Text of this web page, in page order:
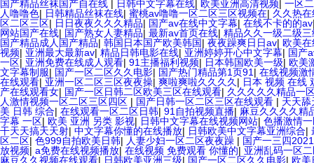
国产精品丝袜国产自在线 | 日韩中文字幕在线| 欧美亚洲高清视频| 一区
人噜噜色| 日韩精品丝袜在线| 蜜桃av噜噜一区二区三区视频在| 久久热
区二区三区| 日日夜夜久久久精品| 国产av在线中文字幕| 在线不卡的的av
网站国产在线| 国产熟女人妻精品| 最新av首页在线| 精品久久一级二级三
国产精品成人国产精品| 韩国日本国产欧美韩国| 夜夜躁爽日日av| 欧美
视频| 亚洲最大最新av| 精品日韩电影在线| 亚洲婷婷开心中文字幕| 国产
一区| 亚洲免费在线成人观看| 91主播福利视频| 日本韩国欧美一级| 欧美
文字幕制服| 国产一区二区久久电影| 国产热门精品第1页91 | 在线视频激
在线观看| 亚洲一区二区三区夜夜操| 爽啦爽啦久久久久 | 日本 视频 在线
产在线观看女| 国产一区日韩二区欧美三区在线观看| 久久久久久精品一
人激情视频一区二区三区四区 | 国产日韩一区二区三区在线观看 | 天天舔
美 日韩 综合| 在线观看一区二区日韩| 91自拍视频直播| 麻豆久久久久精
字幕 一区| 欧美 亚洲 另类 影视| 日韩中文字幕在线视频网站| 色播激情
干天天搞天天射| 中文字幕你懂的在线播放| 日韩欧美中文字幕亚洲综合|
区二区| 色999自拍欧美日韩| 人妻少妇一区二区夜夜躁 | 国产一三四
放视频| a免费在线视频播放| 在线视频 免费观看 你懂的| 亚洲乱码一区
麻豆久久视频在线观看| 日韩欧美亚洲三级| 国产一区二区久久电影| 欧美